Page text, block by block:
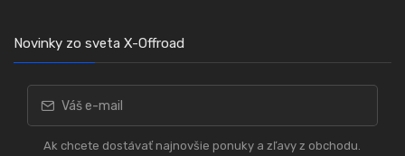
Novinky zo sveta X-Offroad
Ak chcete dostávať najnovšie ponuky a zľavy z obchodu.